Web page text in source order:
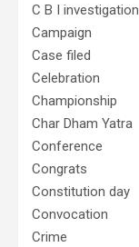
C B I investigation
Campaign
Case filed
Celebration
Championship
Char Dham Yatra
Conference
Congrats
Constitution day
Convocation
Crime